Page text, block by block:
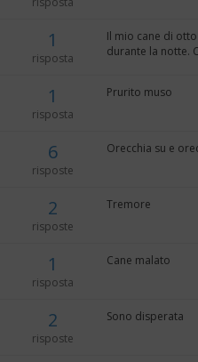
1
risposta
Il mio cane di
durante la notte.
1
risposta
Prurito muso
6
risposte
Orecchia su e
2
risposte
Tremore
1
risposta
Cane malato
2
risposte
Sono disperata